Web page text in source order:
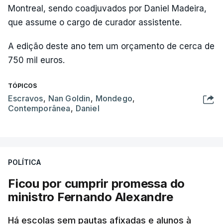
Montreal, sendo coadjuvados por Daniel Madeira,
que assume o cargo de curador assistente.
A edição deste ano tem um orçamento de cerca de
750 mil euros.
TÓPICOS
Escravos, Nan Goldin, Mondego,
Contemporânea, Daniel
POLÍTICA
Ficou por cumprir promessa do
ministro Fernando Alexandre
Há escolas sem pautas afixadas e alunos à